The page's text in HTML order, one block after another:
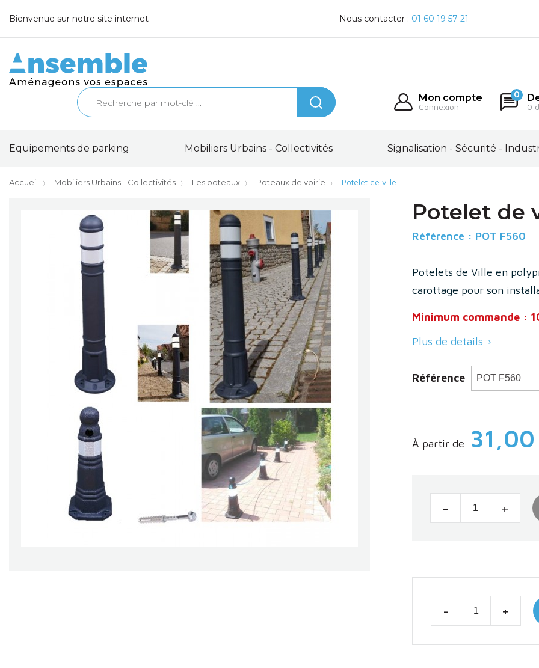
Bienvenue sur notre site internet Nous contacter : 01 60 19 57 21
Mon compte
Connexion 0
0
Equipements de parking Mobiliers Urbains - Collectivités Signalisation - Sécurité -
Accueil Mobiliers Urbains - Collectivités Les poteaux Poteaux de voirie Potelet de ville
Potelet de
Référence : POT F560
Potelets de Ville en
carottage pour son
Minimum commande :
Plus de details

Référence
À partir de
- +
- +